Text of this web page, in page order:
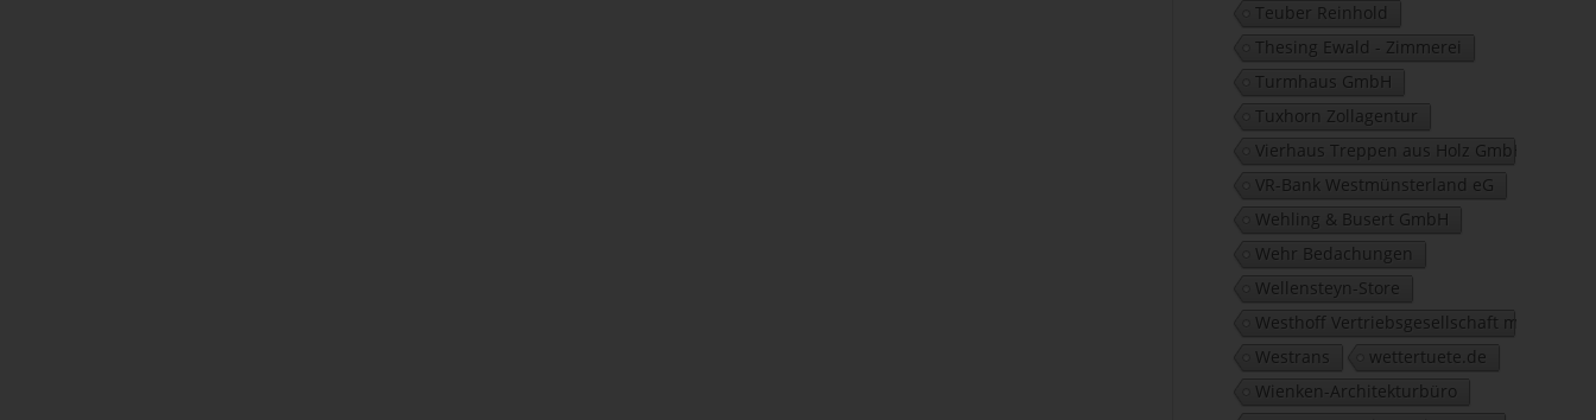
Teuber Reinhold
Thesing Ewald - Zimmerei
Turmhaus GmbH
Tuxhorn Zollagentur
Vierhaus Treppen aus Holz GmbH
VR-Bank Westmünsterland eG
Wehling & Busert GmbH
Wehr Bedachungen
Wellensteyn-Store
Westhoff Vertriebsgesellschaft mbH
Westrans
wettertuete.de
Wienken-Architekturbüro